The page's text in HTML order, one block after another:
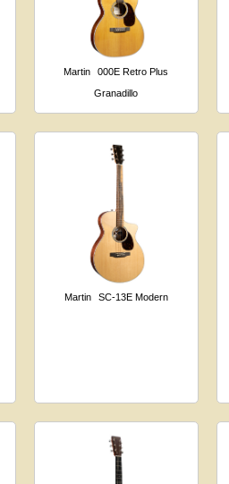
Martin
000E Retro Plus
Granadillo
Martin SC-13E Modern